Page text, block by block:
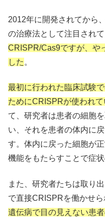
2012年に開発されてから
の治療法として注目され
CRISPR/Cas9ですが、や
した 。
最初に行われた臨床試験
ためにCRISPRが使われて
て、研究者は患者の細胞
い、それを患者の体内に
す。体内に戻った細胞が
機能をもたらすことで症
また、研究者たちは取り
で直接CRISPRを働かせら
遺伝病で目の見えない患